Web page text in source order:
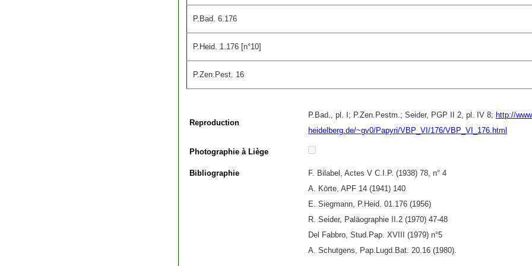
P.Bad. 6.176
P.Heid. 1.176 [n°10]
P.Zen.Pest. 16
Reproduction
P.Bad., pl. I; P.Zen.Pestm.; Seider, PGP II 2, pl. IV 8; http://
heidelberg.de/~gv0/Papyri/VBP_VI/176/VBP_VI_176.html
Photographie à Liège
Bibliographie
F. Bilabel, Actes V C.I.P. (1938) 78, n° 4
A. Körte, APF 14 (1941) 140
E. Siegmann, P.Heid. 01.176 (1956)
R. Seider, Paläographie II.2 (1970) 47-48
Del Fabbro, Stud.Pap. XVIII (1979) n°5
A. Schutgens, Pap.Lugd.Bat. 20.16 (1980).